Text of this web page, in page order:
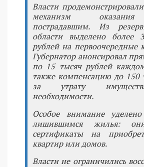
Власти
механизм
пострадавшим. Из
области выделено более
рублей на первоочередные
Губернатор анонсировал
по 15 тысяч рублей
также компенсацию до 150
за утрату
необходимости.
Особое внимание
лишившимся жилья:
сертификаты на
квартир или домов.
Власти не ограничились